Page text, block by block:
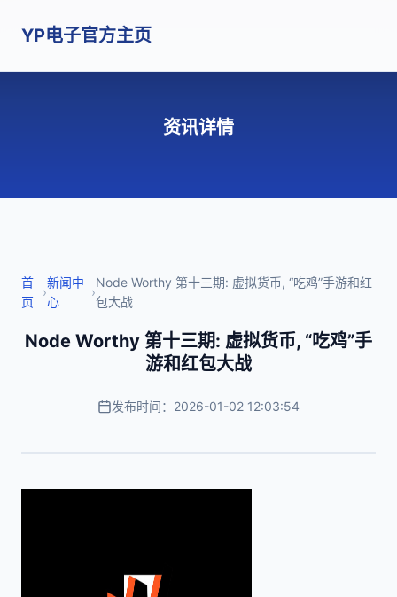
YP电子官方主页
资讯详情
首
页
›
新闻中
心
›
Node Worthy 第十三期: 虚拟货币, “吃鸡”手游和红
包大战
Node Worthy 第十三期: 虚拟货币, “吃鸡”手
游和红包大战
发布时间：2026-01-02 12:03:54